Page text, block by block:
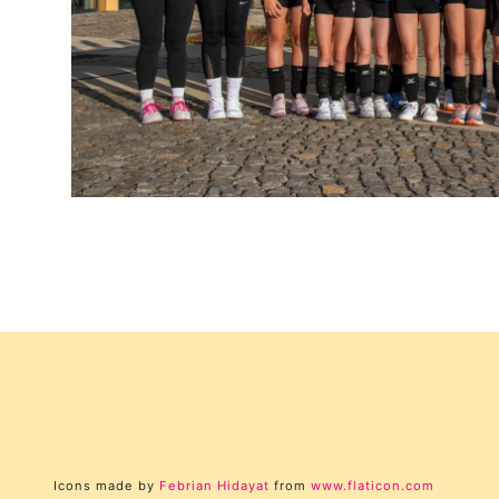
Icons made by Febrian Hidayat from www.flaticon.com